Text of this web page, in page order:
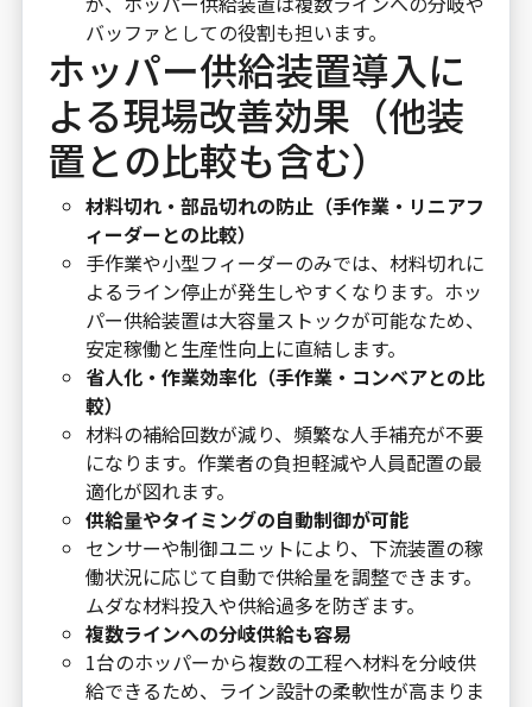
バッファとしての役割も担います。
ホッパー供給装置導入に
よる現場改善効果（他装
置との比較も含む）
材料切れ・部品切れの防止（手作業・リニアフ
ィーダーとの比較）
手作業や小型フィーダーのみでは、材料切れに
よるライン停止が発生しやすくなります。ホッ
パー供給装置は大容量ストックが可能なため、
安定稼働と生産性向上に直結します。
省人化・作業効率化（手作業・コンベアとの比
較）
材料の補給回数が減り、頻繁な人手補充が不要
になります。作業者の負担軽減や人員配置の最
適化が図れます。
供給量やタイミングの自動制御が可能
センサーや制御ユニットにより、下流装置の稼
働状況に応じて自動で供給量を調整できます。
ムダな材料投入や供給過多を防ぎます。
複数ラインへの分岐供給も容易
1台のホッパーから複数の工程へ材料を分岐供
給できるため、ライン設計の柔軟性が高まりま